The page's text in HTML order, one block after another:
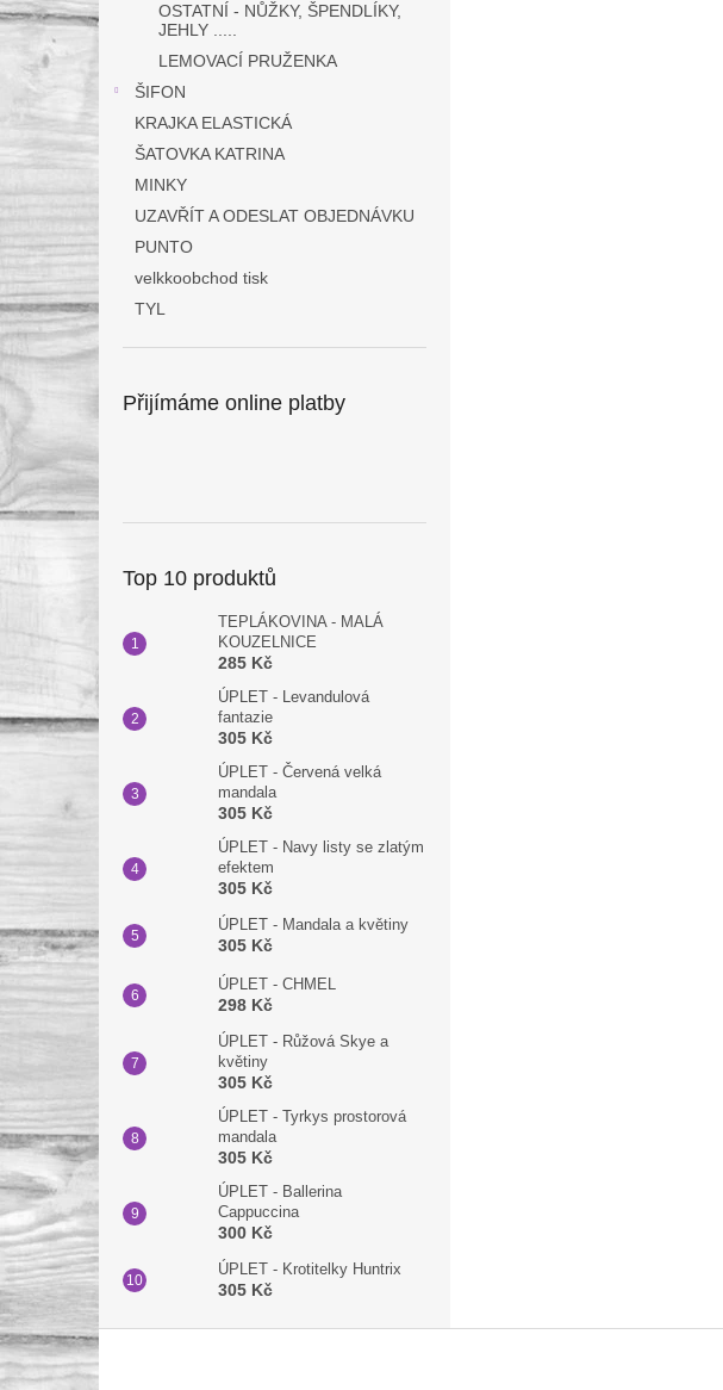
OSTATNÍ - NŮŽKY, ŠPENDLÍKY,
JEHLY .....
LEMOVACÍ PRUŽENKA
ŠIFON
KRAJKA ELASTICKÁ
ŠATOVKA KATRINA
MINKY
UZAVŘÍT A ODESLAT OBJEDNÁVKU
PUNTO
velkkoobchod tisk
TYL
Přijímáme online platby
Top 10 produktů
TEPLÁKOVINA - MALÁ
KOUZELNICE
285 Kč
ÚPLET - Levandulová
fantazie
305 Kč
ÚPLET - Červená velká
mandala
305 Kč
ÚPLET - Navy listy se zlatým
efektem
305 Kč
ÚPLET - Mandala a květiny
305 Kč
ÚPLET - CHMEL
298 Kč
ÚPLET - Růžová Skye a
květiny
305 Kč
ÚPLET - Tyrkys prostorová
mandala
305 Kč
ÚPLET - Ballerina
Cappuccina
300 Kč
ÚPLET - Krotitelky Huntrix
305 Kč
Z
á